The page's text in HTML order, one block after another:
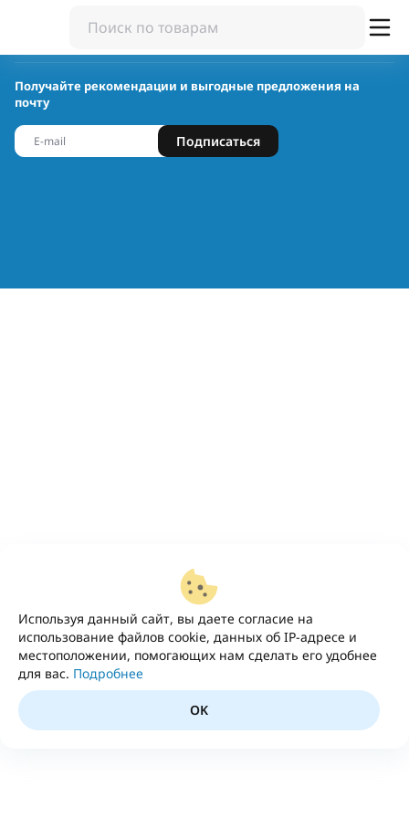
Используя данный сайт, вы даете согласие на
использование файлов cookie, данных об IP-адресе и
местоположении, помогающих нам сделать его удобнее
для вас. Подробнее
OK
Получайте рекомендации и выгодные предложения на
почту
Подписаться